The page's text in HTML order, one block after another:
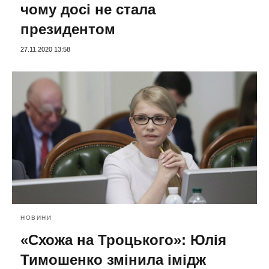
чому досі не стала
президентом
27.11.2020 13:58
НОВИНИ
«Схожа на Троцького»: Юлія
Тимошенко змінила імідж